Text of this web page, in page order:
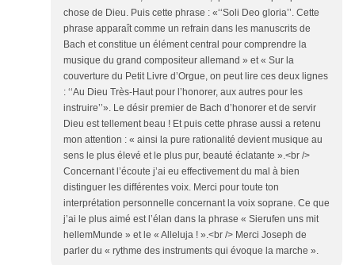
chose de Dieu. Puis cette phrase : «‘‘Soli Deo gloria’’. Cette
phrase apparaît comme un refrain dans les manuscrits de
Bach et constitue un élément central pour comprendre la
musique du grand compositeur allemand » et « Sur la
couverture du Petit Livre d’Orgue, on peut lire ces deux lignes
: ‘‘Au Dieu Très-Haut pour l’honorer, aux autres pour les
instruire’’». Le désir premier de Bach d’honorer et de servir
Dieu est tellement beau ! Et puis cette phrase aussi a retenu
mon attention : « ainsi la pure rationalité devient musique au
sens le plus élevé et le plus pur, beauté éclatante ».<br />
Concernant l’écoute j’ai eu effectivement du mal à bien
distinguer les différentes voix. Merci pour toute ton
interprétation personnelle concernant la voix soprane. Ce que
j’ai le plus aimé est l’élan dans la phrase « Sierufen uns mit
hellemMunde » et le « Alleluja ! ».<br /> Merci Joseph de
parler du « rythme des instruments qui évoque la marche ».